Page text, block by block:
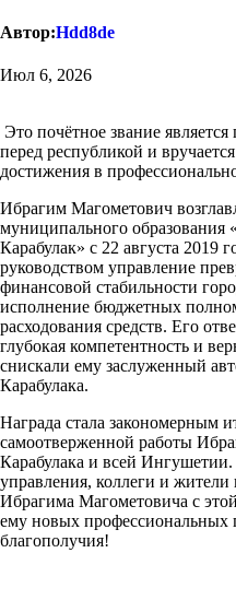
Автор:Hdd8de
Июл 6, 2026
Это почётное звание
перед республикой и
достижения в
Ибрагим Магометович
муниципального образования
Карабулак» с 22 августа 2019
руководством управление
финансовой стабильности
исполнение бюджетных
расходования средств. Его
глубокая компетентность и
снискали ему заслуженный
Карабулака.
Награда стала закономерным
самоотверженной работы
Карабулака и всей
управления, коллеги и
Ибрагима Магометовича с
ему новых профессиональных
благополучия!